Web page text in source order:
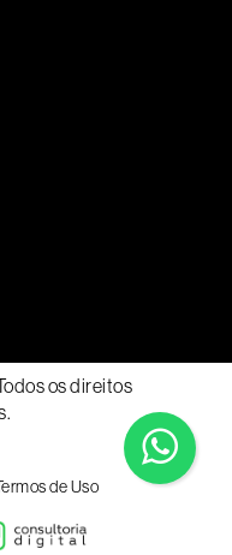
os direitos
de Uso